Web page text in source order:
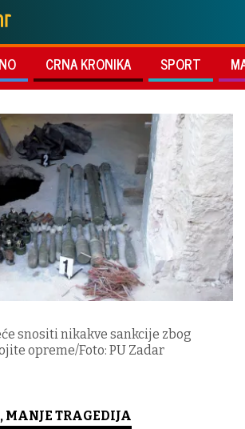
CRNA KRONIKA SPORT
snositi nikakve sankcije zbog
opreme/Foto: PU Zadar
MANJE TRAGEDIJA